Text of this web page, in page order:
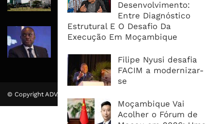
Desenvolvimento:
Entre Diagnóstico
Estrutural E O Desafio Da
Execução Em Moçambique
Filipe Nyusi desafia
FACIM a modernizar-
se
Moçambique Vai
Acolher o Fórum de
operações
CEO do Standard Bank pede ao
Governo que “saia do caminho” e
facilite os negócios
© Copyright ADVALUE. Todos Direitos Reservados.